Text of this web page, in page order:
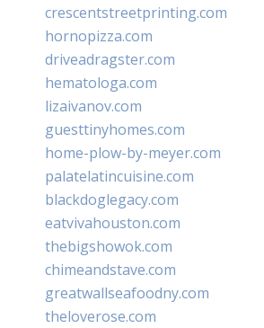
crescentstreetprinting.com
hornopizza.com
driveadragster.com
hematologa.com
lizaivanov.com
guesttinyhomes.com
home-plow-by-meyer.com
palatelatincuisine.com
blackdoglegacy.com
eatvivahouston.com
thebigshowok.com
chimeandstave.com
greatwallseafoodny.com
theloverose.com